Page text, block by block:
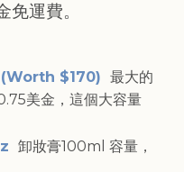
免運費。
$170) 最大的
美金，這個大容量
卸妝膏100ml 容量，